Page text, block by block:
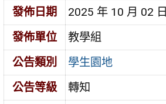
發佈日期
2025 年 10 月 02 日
發佈單位
教學組
公告類別
學生園地
公告等級
轉知